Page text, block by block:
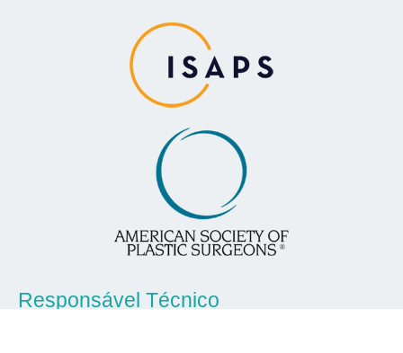
Responsável Técnico